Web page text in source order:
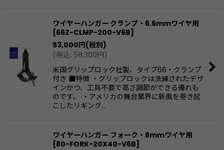
ワイヤーハンガー クランプ・6.6mmワイヤ用
[66Z-CLMP-200-V6B]
53,000円(税別)
(税込: 58,300円)
米国グリップロック社製、タイプ66・クランプ
付き ■特徴 ・グリップロックは洗練されたデザ
インかつ、工具不要で高さ調節ができる優れも
のです。 ・アメリカの舞台業界に新風を巻き起
こしたリギング…
ワイヤーハンガー フォーク・8mmワイヤ用
[80-FORK-20X40-V6B]